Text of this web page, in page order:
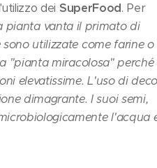
dei SuperFood. Per
pianta vanta il primato di
utilizzate come farine o
"pianta miracolosa" perché
elevatissime. L'uso di
dimagrante. I suoi semi,
l'acqua